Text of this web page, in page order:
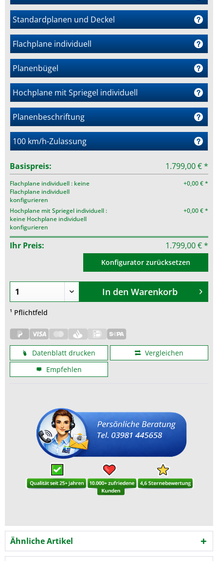
Standardplanen und Deckel
Flachplane individuell
Planenbügel
Hochplane mit Spriegel individuell
Planenbeschriftung
100 km/h-Zulassung
Basispreis: 1.799,00 € *
Flachplane individuell : keine
Flachplane individuell
konfigurieren
+0,00 € *
Hochplane mit Spriegel individuell :
keine Hochplane individuell
konfigurieren
+0,00 € *
Ihr Preis: 1.799,00 € *
Konfigurator zurücksetzen
In den Warenkorb
¹ Pflichtfeld
Datenblatt drucken
Vergleichen
Empfehlen
Ähnliche Artikel